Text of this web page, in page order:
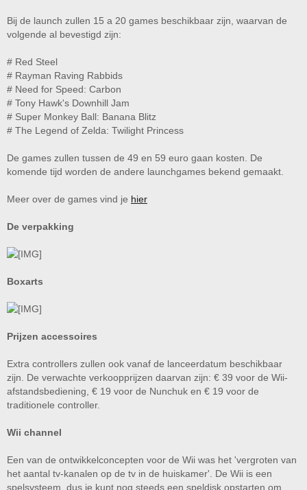
Bij de launch zullen 15 a 20 games beschikbaar zijn, waarvan de
volgende al bevestigd zijn:
# Red Steel
# Rayman Raving Rabbids
# Need for Speed: Carbon
# Tony Hawk's Downhill Jam
# Super Monkey Ball: Banana Blitz
# The Legend of Zelda: Twilight Princess
De games zullen tussen de 49 en 59 euro gaan kosten. De
komende tijd worden de andere launchgames bekend gemaakt.
Meer over de games vind je hier
De verpakking
Boxarts
Prijzen accessoires
Extra controllers zullen ook vanaf de lanceerdatum beschikbaar
zijn. De verwachte verkoopprijzen daarvan zijn: € 39 voor de Wii-
afstandsbediening, € 19 voor de Nunchuk en € 19 voor de
traditionele controller.
Wii channel
Een van de ontwikkelconcepten voor de Wii was het 'vergroten van
het aantal tv-kanalen op de tv in de huiskamer'. De Wii is een
spelsysteem, dus je kunt nog steeds een speldisk opstarten om